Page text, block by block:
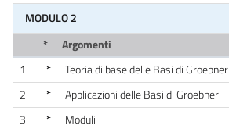
MODULO 2
*
Argomenti
1
* Teoria di base delle Basi di Groebner
2
* Applicazioni delle Basi di Groebner
3
* Moduli